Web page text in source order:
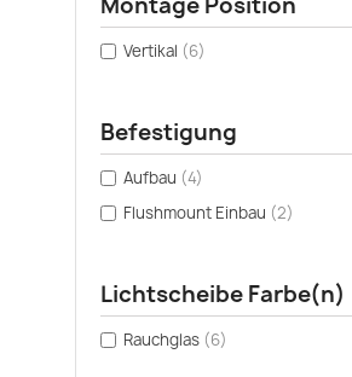
Vertikal (6)
Befestigung
Aufbau (4)
Flushmount Einbau (2)
Lichtscheibe Farbe(n)
Rauchglas (6)